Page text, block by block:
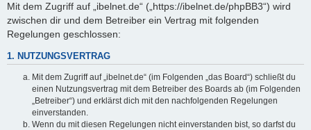
Mit dem Zugriff auf „ibelnet.de“ („https://ibelnet.de/phpBB3“) wird
zwischen dir und dem Betreiber ein Vertrag mit folgenden
Regelungen geschlossen:
1. NUTZUNGSVERTRAG
Mit dem Zugriff auf „ibelnet.de“ (im Folgenden „das Board“) schließt du
einen Nutzungsvertrag mit dem Betreiber des Boards ab (im Folgenden
„Betreiber“) und erklärst dich mit den nachfolgenden Regelungen
einverstanden.
Wenn du mit diesen Regelungen nicht einverstanden bist, so darfst du